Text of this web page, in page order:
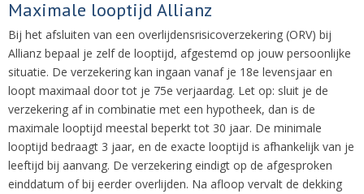
Maximale looptijd Allianz
Bij het afsluiten van een overlijdensrisicoverzekering (ORV) bij
Allianz bepaal je zelf de looptijd, afgestemd op jouw persoonlijke
situatie. De verzekering kan ingaan vanaf je 18e levensjaar en
loopt maximaal door tot je 75e verjaardag. Let op: sluit je de
verzekering af in combinatie met een hypotheek, dan is de
maximale looptijd meestal beperkt tot 30 jaar. De minimale
looptijd bedraagt 3 jaar, en de exacte looptijd is afhankelijk van je
leeftijd bij aanvang. De verzekering eindigt op de afgesproken
einddatum of bij eerder overlijden. Na afloop vervalt de dekking